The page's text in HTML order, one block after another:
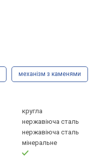
механізм з каменями
кругла
нержавіюча сталь
нержавіюча сталь
мінеральне